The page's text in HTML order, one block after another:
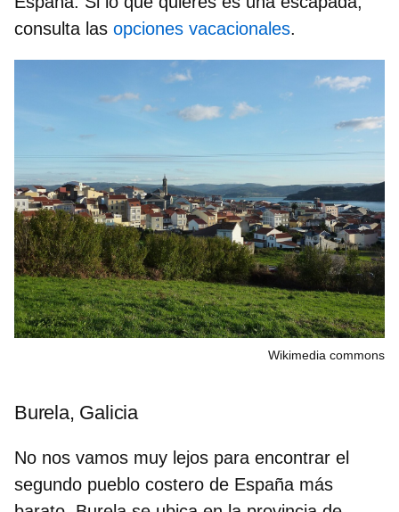
consulta las opciones vacacionales.
Wikimedia commons
Burela, Galicia
No nos vamos muy lejos para encontrar el
segundo pueblo costero de España más